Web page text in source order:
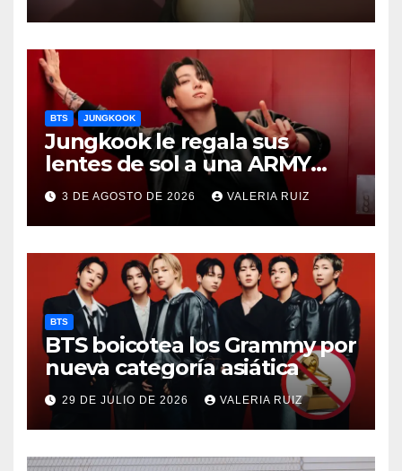
BTS JUNGKOOK
Jungkook le regala sus
lentes de sol a una ARMY
durante concierto de BTS
3 DE AGOSTO DE 2026 VALERIA RUIZ
BTS
BTS boicotea los Grammy por
nueva categoría asiática
29 DE JULIO DE 2026 VALERIA RUIZ